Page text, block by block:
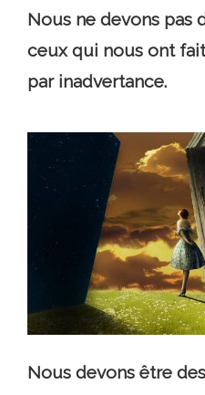
Nous ne devons pas
ceux qui nous ont
par inadvertance.
Nous devons être